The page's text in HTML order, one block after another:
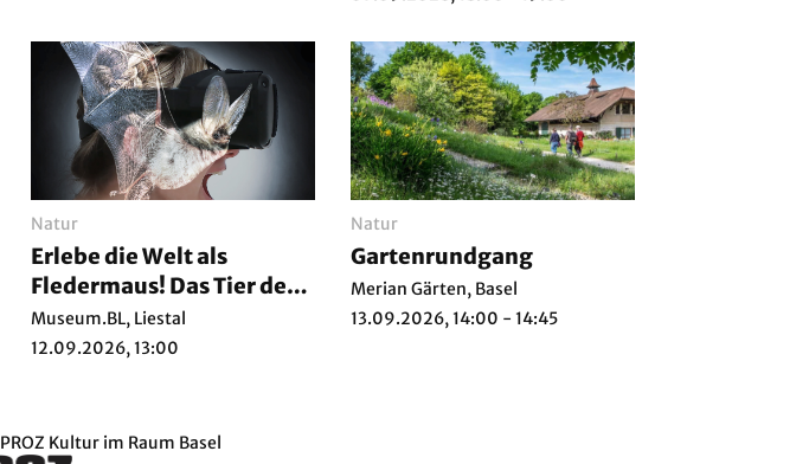
Natur
Erlebe die Welt als
Fledermaus! Das Tier des
Jahres 2026 zu Gast im
Museum.BL
Museum.BL, Liestal
12.09.2026, 13:00
Natur
Gartenrundgang
Merian Gärten, Basel
13.09.2026, 14:00 - 14:45
PROZ Kultur im Raum Basel